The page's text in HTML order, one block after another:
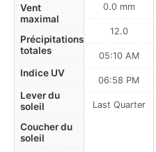
Vent
maximal
Précipitations
totales
Indice UV
Lever du
soleil
Coucher du
soleil
0.0 mm
12.0
05:10 AM
06:58 PM
Last Quarter